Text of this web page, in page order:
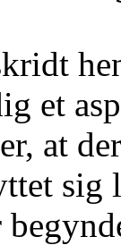
et
at
sig